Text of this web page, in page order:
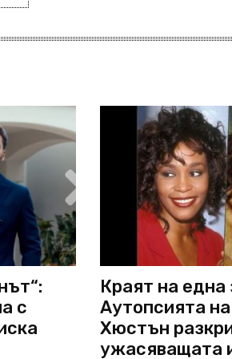
с
Краят на една
Аутопсията
Хюстън
ужасяващата